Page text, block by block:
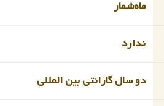
ماه‌شمار
ندارد
دو سال گارانتی بین المللی